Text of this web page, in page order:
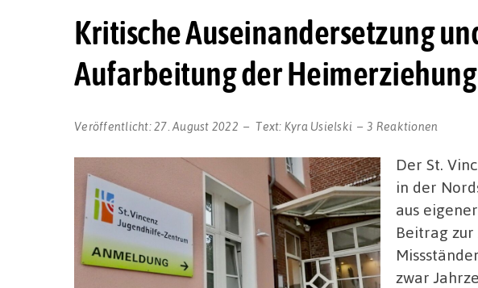
Kritische Auseinandersetzung
Aufarbeitung der Heimerziehung
Veröffentlicht:27. August 2022 Text: Kyra Usielski 3 Reaktionen
Der St.
in der
aus
Beitrag
zwar